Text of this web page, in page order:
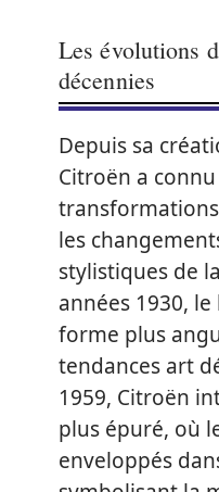
Les évolutions
décennies
Depuis sa
Citroën a
les
stylistiques de
années 1930,
forme plus
tendances art
1959, Citroën
plus épuré, où
enveloppés